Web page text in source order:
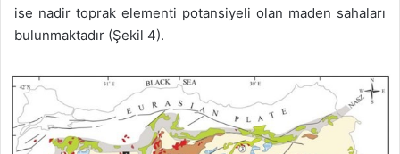
ise nadir toprak elementi potansiyeli olan maden sahaları
bulunmaktadır (Şekil 4).